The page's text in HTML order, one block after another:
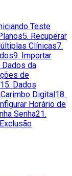
Teste
5. Recuperar
Clínicas7.
9. Importar
Dados da
de
15. Dados
Digital18.
Horário de
Senha21.